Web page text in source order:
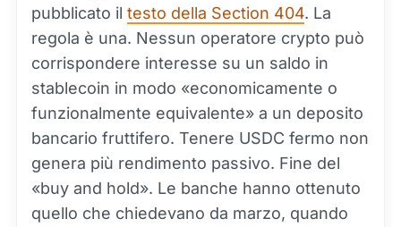
pubblicato il testo della Section 404. La
regola è una. Nessun operatore crypto può
corrispondere interesse su un saldo in
stablecoin in modo «economicamente o
funzionalmente equivalente» a un deposito
bancario fruttifero. Tenere USDC fermo non
genera più rendimento passivo. Fine del
«buy and hold». Le banche hanno ottenuto
quello che chiedevano da marzo, quando